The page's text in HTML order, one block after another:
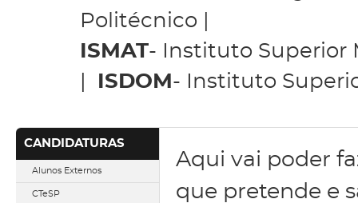
Politécnico |
ISMAT- Instituto Superior
ISDOM - Instituto
CANDIDATURAS
Alunos Externos
CTeSP
Aqui vai poder
que pretende e